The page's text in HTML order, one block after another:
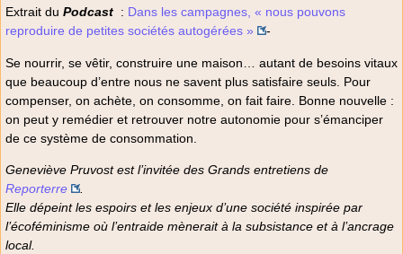
Extrait du Podcast : Dans les campagnes, « nous pouvons
reproduire de petites sociétés autogérées »
-
Se nourrir, se vêtir, construire une maison… autant de besoins vitaux
que beaucoup d’entre nous ne savent plus satisfaire seuls. Pour
compenser, on achète, on consomme, on fait faire. Bonne nouvelle :
on peut y remédier et retrouver notre autonomie pour s’émanciper
de ce système de consommation.
Geneviève Pruvost est l’invitée des Grands entretiens de
Reporterre
Elle dépeint les espoirs et les enjeux d’une société inspirée par
l’écoféminisme où l’entraide mènerait à la subsistance et à l’ancrage
local.